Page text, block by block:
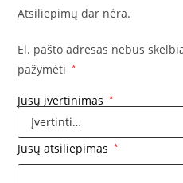
Atsiliepimų dar nėra.
El. pašto adresas nebus
pažymėti
*
Jūsų įvertinimas *
Jūsų atsiliepimas *